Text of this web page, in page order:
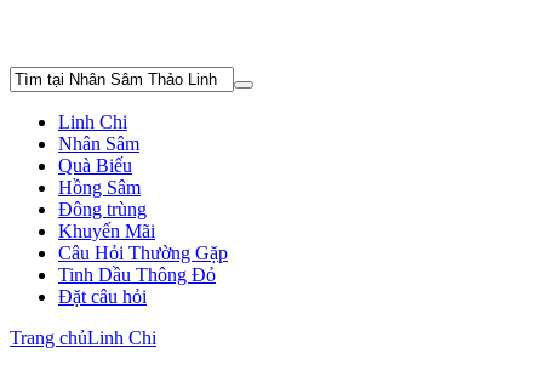
Linh Chi
Nhân Sâm
Quà Biếu
Hồng Sâm
Đông trùng
Khuyến Mãi
Câu Hỏi Thường Gặp
Tinh Dầu Thông Đỏ
Đặt câu hỏi
Trang chủLinh Chi